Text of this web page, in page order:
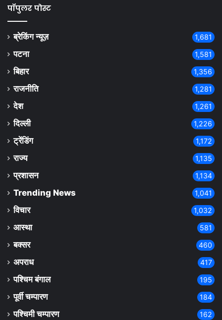
पॉपुलर पोस्ट
ब्रेकिंग न्यूज़ 1,681
पटना 1,581
बिहार 1,356
राजनीति 1,281
देश 1,261
दिल्ली 1,226
ट्रेंडिंग 1,172
राज्य 1,135
प्रशासन 1,134
Trending News 1,041
विचार 1,032
आस्था 581
बक्सर 460
अपराध 417
पश्चिम बंगाल 195
पूर्वी चम्पारण 184
पश्चिमी चम्पारण 162